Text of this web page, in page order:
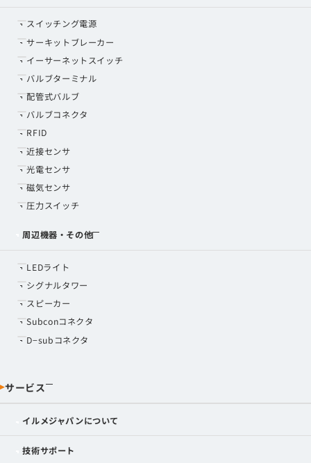
スイッチング電源
サーキットブレーカー
イーサーネットスイッチ
バルブターミナル
配管式バルブ
バルブコネクタ
RFID
近接センサ
光電センサ
磁気センサ
圧力スイッチ
周辺機器・その他
LEDライト
シグナルタワー
スピーカー
Subconコネクタ
D−subコネクタ
サービス
イルメジャパンについて
技術サポート